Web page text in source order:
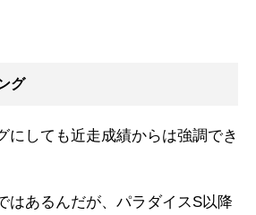
グ
にしても近走成績からは強調でき
はあるんだが、パラダイスS以降